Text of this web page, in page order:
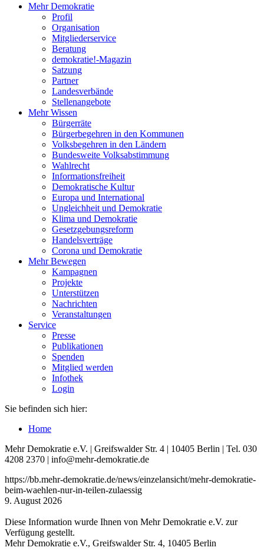
Mehr Demokratie
Profil
Organisation
Mitgliederservice
Beratung
demokratie!-Magazin
Satzung
Partner
Landesverbände
Stellenangebote
Mehr Wissen
Bürgerräte
Bürgerbegehren in den Kommunen
Volksbegehren in den Ländern
Bundesweite Volksabstimmung
Wahlrecht
Informationsfreiheit
Demokratische Kultur
Europa und International
Ungleichheit und Demokratie
Klima und Demokratie
Gesetzgebungsreform
Handelsverträge
Corona und Demokratie
Mehr Bewegen
Kampagnen
Projekte
Unterstützen
Nachrichten
Veranstaltungen
Service
Presse
Publikationen
Spenden
Mitglied werden
Infothek
Login
Sie befinden sich hier:
Home
Mehr Demokratie e.V. | Greifswalder Str. 4 | 10405 Berlin | Tel. 030
4208 2370 | info@mehr-demokratie.de
https://bb.mehr-demokratie.de/news/einzelansicht/mehr-demokratie-
beim-waehlen-nur-in-teilen-zulaessig
9. August 2026
Diese Information wurde Ihnen von Mehr Demokratie e.V. zur
Verfügung gestellt.
Mehr Demokratie e.V., Greifswalder Str. 4, 10405 Berlin